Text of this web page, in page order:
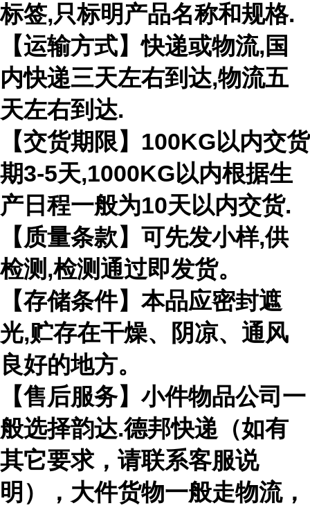
标签,只标明产品名称和规格.
【运输方式】快递或物流,国
内快递三天左右到达,物流五
天左右到达.
【交货期限】100KG以内交货
期3-5天,1000KG以内根据生
产日程一般为10天以内交货.
【质量条款】可先发小样,供
检测,检测通过即发货。
【存储条件】本品应密封遮
光,贮存在干燥、阴凉、通风
良好的地方。
【售后服务】小件物品公司一
般选择韵达.德邦快递（如有
其它要求，请联系客服说
明），大件货物一般走物流，